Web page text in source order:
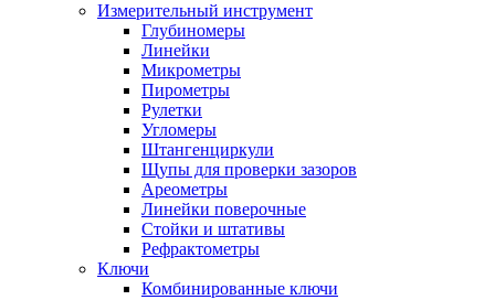
Измерительный инструмент
Глубиномеры
Линейки
Микрометры
Пирометры
Рулетки
Угломеры
Штангенциркули
Щупы для проверки зазоров
Ареометры
Линейки поверочные
Стойки и штативы
Рефрактометры
Ключи
Комбинированные ключи